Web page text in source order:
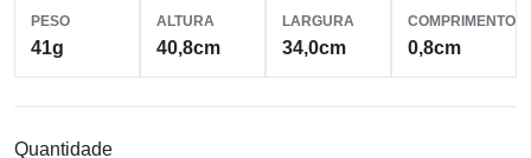
PESO
41g
ALTURA
40,8cm
LARGURA
34,0cm
COMPRIMENTO
0,8cm
Quantidade